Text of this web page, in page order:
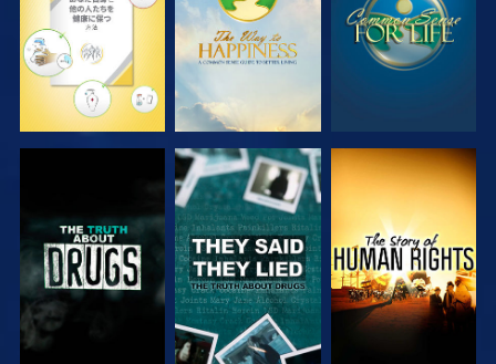
観る 観る